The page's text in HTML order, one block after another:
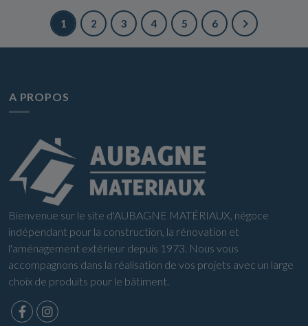
1 2 3 4 5 6
A PROPOS
Bienvenue sur le site d'AUBAGNE MATÉRIAUX, négoce
indépendant pour la construction, la rénovation et
l'aménagement extérieur depuis 1973. Nous vous
accompagnons dans la réalisation de vos projets avec un large
choix de produits pour le bâtiment.